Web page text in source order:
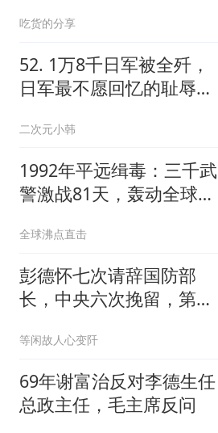
吃货的分享
52. 1万8千日军被全歼，
日军最不愿回忆的耻辱之
二次元小韩
1992年平远缉毒：三千武
警激战81天，轰动全球吃
全球沸点直击
彭德怀七次请辞国防部
长，中央六次挽留，第七
等闲故人心变阡
69年谢富治反对李德生任
总政主任，毛主席反问